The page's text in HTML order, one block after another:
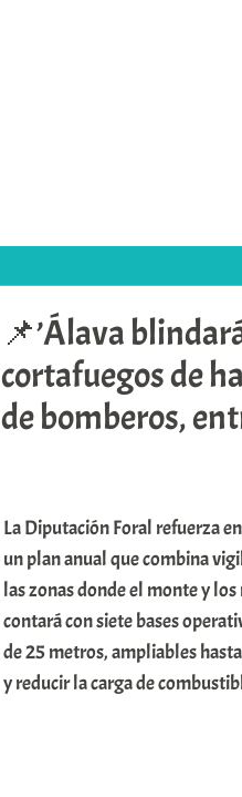
📌’Álava
cortafuegos de
de bomberos,
La Diputación Foral refuerza
un plan anual que combina
las zonas donde el monte y
contará con siete bases
de 25 metros, ampliables
y reducir la carga de